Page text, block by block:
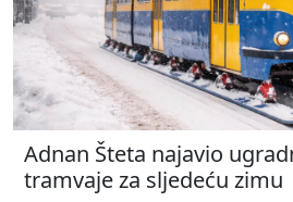
Adnan Šteta najavio
tramvaje za sljedeću zimu